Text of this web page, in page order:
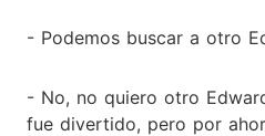
- Podemos buscar a otro
- No, no quiero otro
fue divertido, pero por